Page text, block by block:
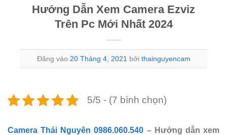
Hướng Dẫn Xem Camera Ezviz
Trên Pc Mới Nhất 2024
Đăng vào 20 Tháng 4, 2021 bởi thainguyencam
5/5 - (7 bình chọn)
Camera Thái Nguyên 0986.060.540 – Hướng dẫn xem